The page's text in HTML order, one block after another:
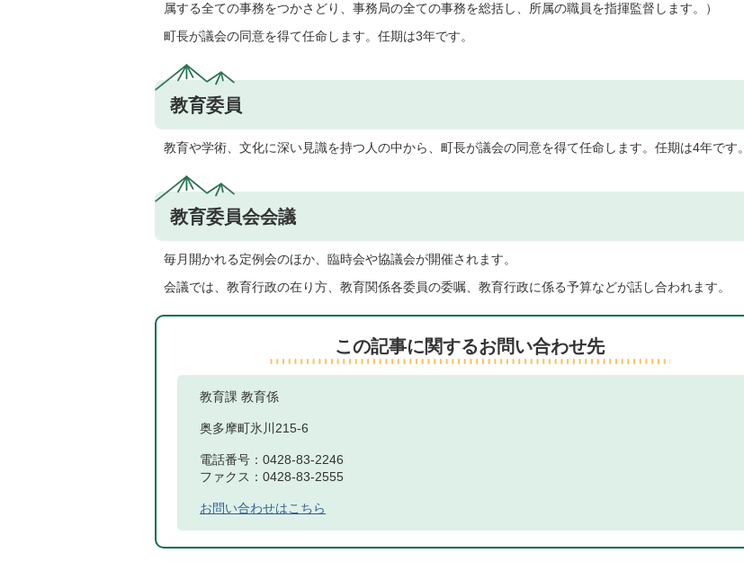
属する全ての事務をつかさどり、事務局の全ての事務を総括し、所属の職員を指揮監督します。）
町長が議会の同意を得て任命します。任期は3年です。
教育委員
教育や学術、文化に深い見識を持つ人の中から、町長が議会の同意を得て任命します。任期は4年です。
教育委員会会議
毎月開かれる定例会のほか、臨時会や協議会が開催されます。
会議では、教育行政の在り方、教育関係各委員の委嘱、教育行政に係る予算などが話し合われます。
この記事に関するお問い合わせ先
教育課 教育係
奥多摩町氷川215-6
電話番号：0428-83-2246
ファクス：0428-83-2555
お問い合わせはこちら